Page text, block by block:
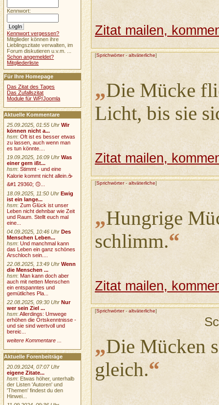
Zitat mailen,
[Sprichwörter- altväterliche]
„Die Mücke
Licht, bis sie
Zitat mailen,
[Sprichwörter- altväterliche]
„Hungrige
schlimm.“
Zitat mailen,
[Sprichwörter- altväterliche]
„Die Mücken
gleich.“
Kennwort:
Kennwort vergessen?
Mitglieder können ihre
Lieblingszitate verwalten, im
Forum diskutieren u.v.m. ...
Schon angemeldet?
Mitgliederliste
Für Ihre Homepage
Das Zitat des Tages
Das Zufallszitat
Module für WP/Joomla
Aktuelle Kommentare
25.09.2025, 01:55 Uhr Wir
können nicht a...
hsm:Oft ist es besser etwas
zu lassen, auch wenn man
es tun könnte....
19.09.2025, 16:09 Uhr Was
einer gern ißt...
hsm:Stimmt - und eine
Kalorie kommt nicht allein.☕
&#1 29360; 🙃...
18.09.2025, 11:50 Uhr Ewig
ist ein lange...
hsm:Zum Glück ist unser
Leben nicht dehnbar wie Zeit
und Raum. Stellt euch mal
eine...
04.09.2025, 10:46 Uhr Des
Menschen Leben...
hsm:Und manchmal kann
das Leben ein ganz schönes
Arschloch sein....
22.08.2025, 13:49 Uhr Wenn
die Menschen ...
hsm:Man kann doch aber
auch mit netten Menschen
ein entspanntes und
gemütliches Pla...
22.08.2025, 09:30 Uhr Nur
wer sein Ziel ...
hsm:Allerdings: Umwege
erhöhen die Ortskenntnisse -
und sie sind wertvoll und
bereic...
weitere Kommentare ...
Aktuelle Forenbeiträge
20.09.2024, 07:07 Uhr
eigene Zitate...
hsm: Etwas höher, unterhalb
der Listen 'Autoren' und
'Themen' findest du den
Hinwei...